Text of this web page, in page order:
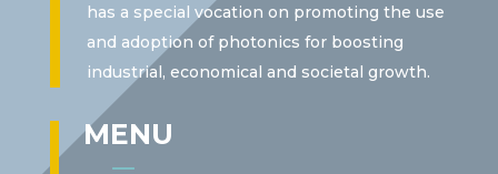
has a special vocation on promoting the use
and adoption of photonics for boosting
industrial, economical and societal growth.
MENU